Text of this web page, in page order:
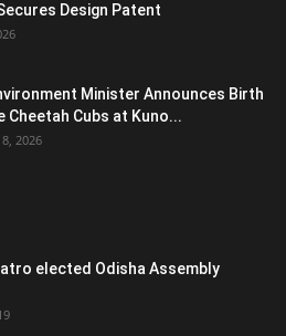
Design Patent
Minister Announces Birth
Cheetah Cubs at Kuno...
2026
elected Odisha Assembly